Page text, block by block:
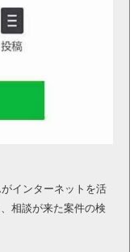
インターネットを活
相談が来た案件の検